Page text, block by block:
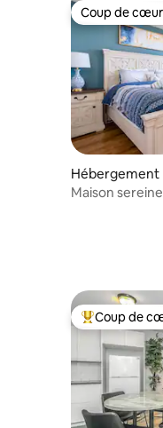
Coup de
Coup de
Hébergement
ountains
Maison
Coups de
Coup de